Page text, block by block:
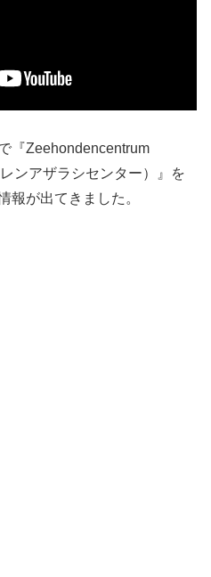
『Zeehondencentrum
ンアザラシセンター）』を
報が出てきました。